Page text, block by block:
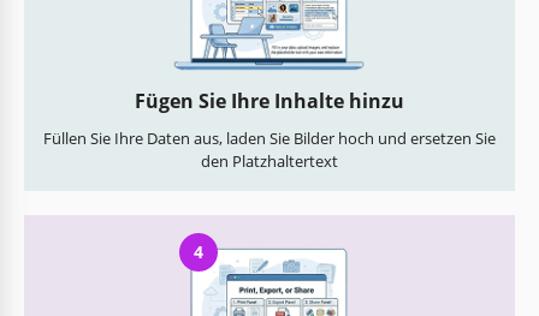
Fügen Sie Ihre Inhalte hinzu
Füllen Sie Ihre Daten aus, laden Sie Bilder hoch und ersetzen Sie
den Platzhaltertext
4